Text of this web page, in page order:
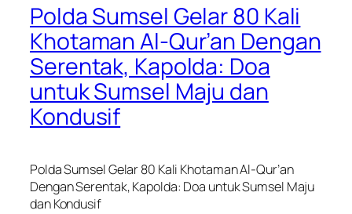
Polda Sumsel Gelar 80 Kali
Khotaman Al-Qur’an Dengan
Serentak, Kapolda: Doa
untuk Sumsel Maju dan
Kondusif
Polda Sumsel Gelar 80 Kali Khotaman Al-Qur’an
Dengan Serentak, Kapolda: Doa untuk Sumsel Maju
dan Kondusif